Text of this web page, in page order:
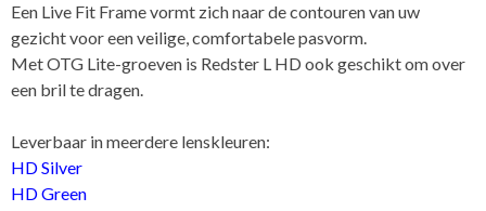
Een Live Fit Frame vormt zich naar de contouren van uw
gezicht voor een veilige, comfortabele pasvorm.
Met OTG Lite-groeven is Redster L HD ook geschikt om over
een bril te dragen.
Leverbaar in meerdere lenskleuren:
HD Silver
HD Green